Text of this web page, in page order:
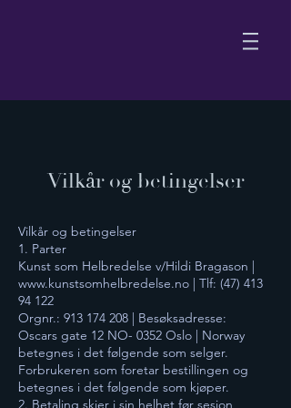
Vilkår og betingelser
Vilkår og betingelser
1. Parter
Kunst som Helbredelse v/Hildi Bragason |
www.kunstsomhelbredelse.no | Tlf: (47) 413
94 122
Orgnr.: 913 174 208 | Besøksadresse:
Oscars gate 12 NO- 0352 Oslo | Norway
betegnes i det følgende som selger.
Forbrukeren som foretar bestillingen og
betegnes i det følgende som kjøper.
2. Betaling skjer i sin helhet før sesjon